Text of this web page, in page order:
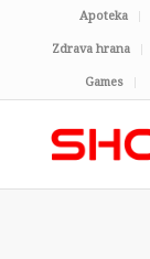
Apoteka
Zdrava hrana
Games